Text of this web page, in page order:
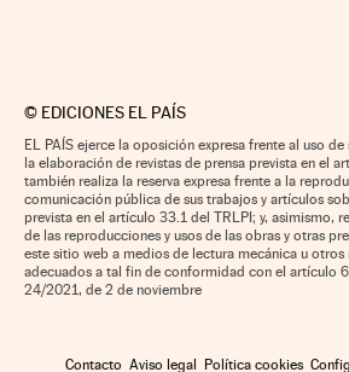
© EDICIONES EL PAÍS
EL PAÍS ejerce la oposición expresa frente al uso
la elaboración de revistas de prensa prevista en el
también realiza la reserva expresa frente a la
comunicación pública de sus trabajos y artículos
prevista en el artículo 33.1 del TRLPI; y, asimismo,
de las reproducciones y usos de las obras y otras
este sitio web a medios de lectura mecánica u otros
adecuados a tal fin de conformidad con el artículo
24/2021, de 2 de noviembre
Contacto Aviso legal Política cookies